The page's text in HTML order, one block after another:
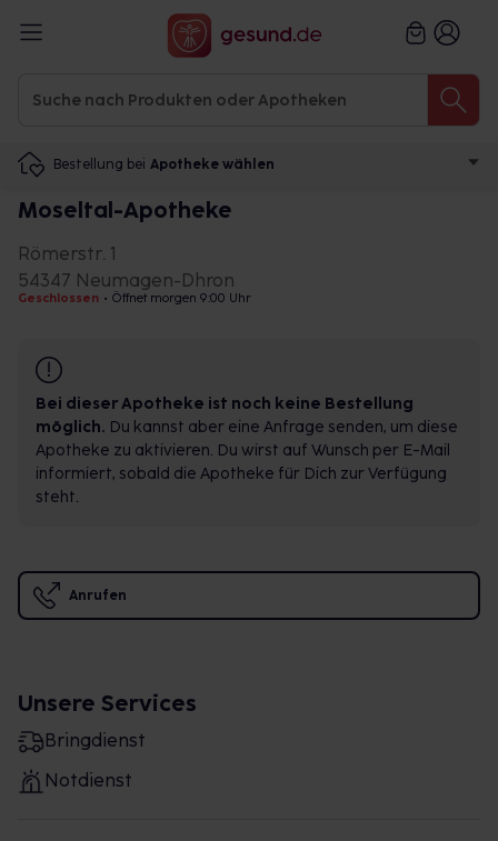
Bestellung bei Apotheke wählen
Moseltal-Apotheke
Römerstr. 1
54347 Neumagen-Dhron
Geschlossen • Öffnet morgen 9:00 Uhr
Bei dieser Apotheke ist noch keine Bestellung
möglich. Du kannst aber eine Anfrage senden, um diese
Apotheke zu aktivieren. Du wirst auf Wunsch per E-Mail
informiert, sobald die Apotheke für Dich zur Verfügung
steht.
Anrufen
Unsere Services
Bringdienst
Notdienst